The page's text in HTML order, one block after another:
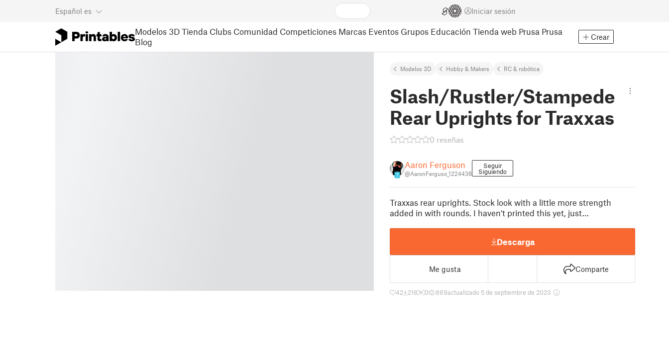
Español es Iniciar sesión
Modelos 3D Tienda Clubs Comunidad Competiciones Marcas Eventos Grupos Educación Tienda web Prusa Prusa
Blog
Crear
Modelos 3D Hobby & Makers RC & robótica
Slash/Rustler/Stampede
Rear Uprights for Traxxas
0 reseñas
7
Aaron Ferguson
@AaronFerguso_1224436
Seguir
Siguiendo
Traxxas rear uprights. Stock look with a little more strength
added in with rounds. I haven't printed this yet, just…
Descarga
Me gusta Comparte
42 218 0 869actualizado 5 de septiembre de 2023